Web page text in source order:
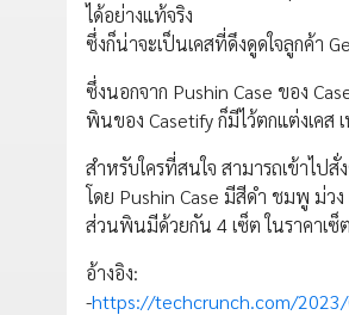
ได้อย่างแท้จริง
ซึ่งก็น่าจะเป็นเคสที่ดึงดูดใจลูกค้า
ซึ่งนอกจาก Pushin Case ของ
พินของ Casetify ก็มีไว้ตกแต่งเคส
สำหรับใครที่สนใจ สามารถเข้าไปสั่
โดย Pushin Case มีสีดำ ชมพู ม่ว
ส่วนพินมีด้วยกัน 4 เซ็ต ในราคาเซ็
อ้างอิง:
-https://techcrunch.com/2023/